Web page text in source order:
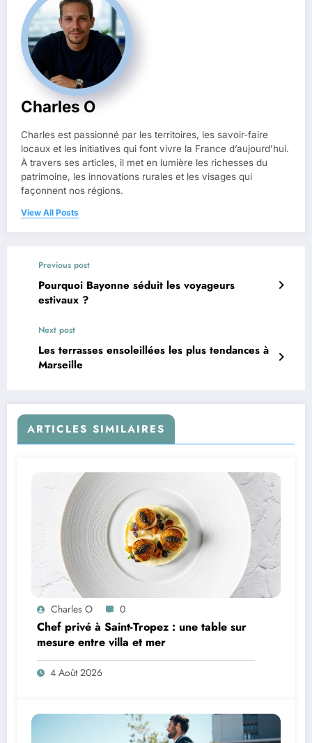
Charles O
Charles est passionné par les territoires, les savoir-faire
locaux et les initiatives qui font vivre la France d’aujourd’hui.
À travers ses articles, il met en lumière les richesses du
patrimoine, les innovations rurales et les visages qui
façonnent nos régions.
View All Posts
Previous post
Pourquoi Bayonne séduit les voyageurs
estivaux ?
Next post
Les terrasses ensoleillées les plus tendances à
Marseille
ARTICLES SIMILAIRES
Charles O 0
Chef privé à Saint-Tropez : une table sur
mesure entre villa et mer
4 Août 2026